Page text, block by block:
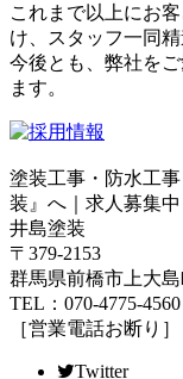
これまで以上にお
け、スタッフ一同
今後とも、弊社を
ます。
塗装工事・防水工
装』へ｜求人募集中
井島塗装
〒379-2153
群馬県前橋市上大島
TEL：070-4775-
［営業電話お断り］
Twitter